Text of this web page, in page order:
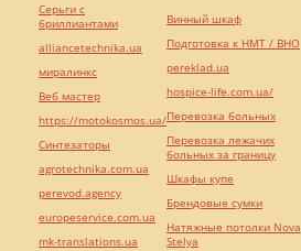
Серьги с
бриллиантами
alliancetechnika.ua
миралинкс
Веб мастер
https://motokosmos.ua/
Синтезаторы
agrotechnika.com.ua
perevod.agency
europeservice.com.ua
mk-translations.ua
Винный шкаф
Подготовка к НМТ / ВНО
pereklad.ua
hospice-life.com.ua/
Перевозка больных
Перевозка лежачих
больных за границу
Шкафы купе
Брендовые сумки
Натяжные потолки Nova
Stelya